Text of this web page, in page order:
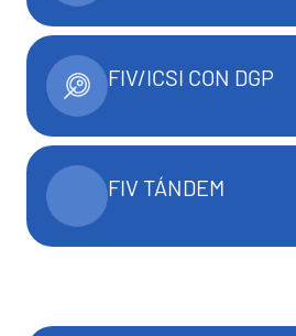
FIV/ICSI CON DGP
FIV TÁNDEM